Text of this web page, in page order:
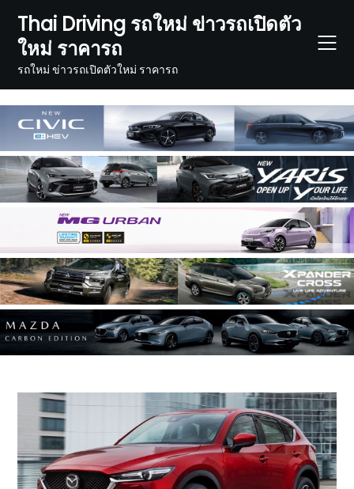
content
Thai Driving รถใหม่ ข่าวรถเปิดตัว
ใหม่ ราคารถ
รถใหม่ ข่าวรถเปิดตัวใหม่ ราคารถ